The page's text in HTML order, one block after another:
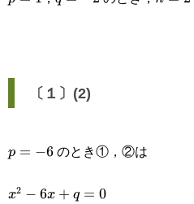
〔１〕(2)
p=-6
p = −6のとき①，②は
x^2-
x2 − 6x + q = 0